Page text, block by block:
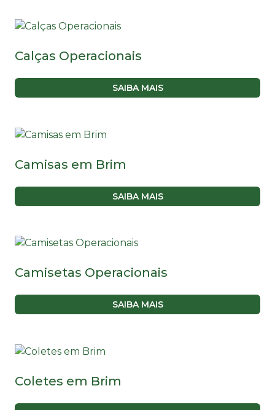
Calças Operacionais
SAIBA MAIS
Camisas em Brim
SAIBA MAIS
Camisetas Operacionais
SAIBA MAIS
Coletes em Brim